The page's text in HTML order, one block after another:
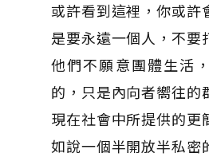
或許看到這裡，你或許
是要永遠一個人，不要
他們不願意團體生活
的，只是內向者嚮往的
現在社會中所提供的更
如說一個半開放半私密